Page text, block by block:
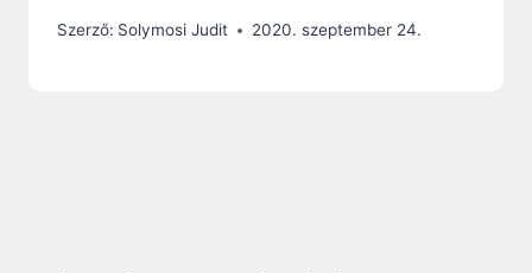
Szerző: Solymosi Judit 2020. szeptember 24.